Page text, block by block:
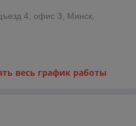
4, офис 3, Минск,
весь график работы